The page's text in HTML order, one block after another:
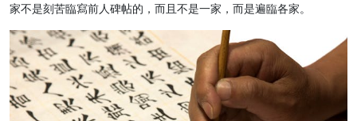
家不是刻苦臨寫前人碑帖的，而且不是一家，而是遍臨各家。